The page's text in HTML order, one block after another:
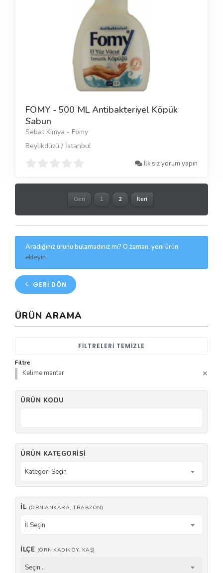
FOMY - 500 ML Antibakteriyel Köpük
Sabun
Sebat Kimya - Fomy
Beylikdüzü / İstanbul
İlk siz yorum yapın
Geri 1 2 İleri
Aradığınız ürünü bulamadınız mı? O zaman, yeni ürün
ekleyin
GERI DÖN
ÜRÜN ARAMA
FILTRELERI TEMIZLE
Filtre
Kelime mantar
ÜRÜN KODU
ÜRÜN KATEGORISI
Kategori Seçin
İL (ÖRN:ANKARA, TRABZON)
İl Seçin
İLÇE (ÖRN:KADIKÖY, KAŞ)
Seçin...